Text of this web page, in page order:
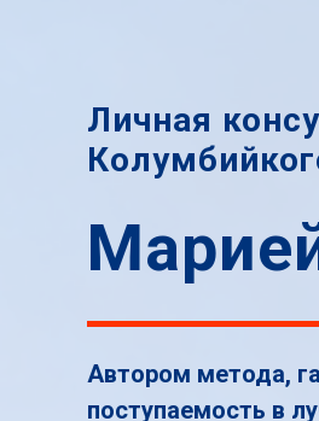
Личная
Автором метода,
поступаемость в